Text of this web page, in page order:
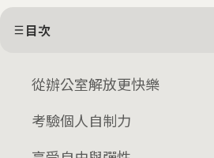
目次
從辦公室解放更快樂
考驗個人自制力